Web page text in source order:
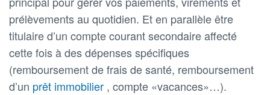
prélèvements au quotidien. Et en parallèle être
titulaire d’un compte courant secondaire affecté
cette fois à des dépenses spécifiques
(remboursement de frais de santé, remboursement
d’un prêt immobilier , compte «vacances»…).